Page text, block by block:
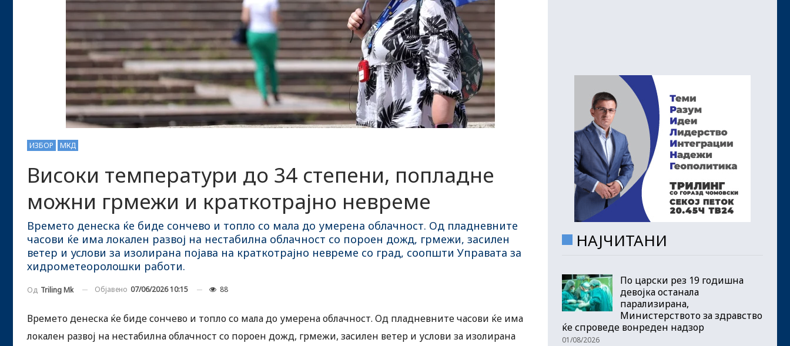
ИЗБОР МКД
Високи температури до 34 степени, попладне
можни грмежи и краткотрајно невреме
Времето денеска ќе биде сончево и топло со мала до умерена облачност. Од пладневните
часови ќе има локален развој на нестабилна облачност со пороен дожд, грмежи, засилен
ветер и услови за изолирана појава на краткотрајно невреме со град, соопшти Управата за
хидрометеоролошки работи.
Од Triling Mk Објавено 07/06/2026 10:15 88
Времето денеска ќе биде сончево и топло со мала до умерена облачност. Од пладневните часови ќе има
локален развој на нестабилна облачност со пороен дожд, грмежи, засилен ветер и услови за изолирана
НАЈЧИТАНИ
По царски рез 19 годишна
девојка останала
парализирана,
Министерството за здравство
ќе спроведе вонреден надзор
01/08/2026